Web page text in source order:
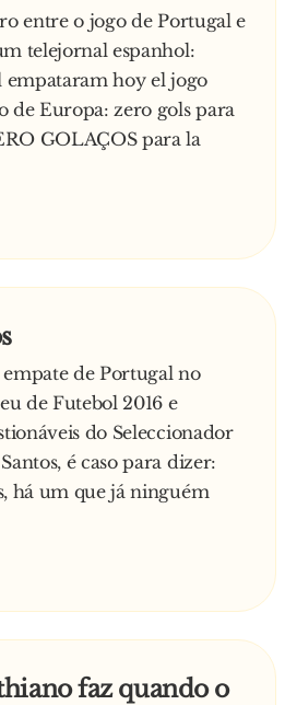
entre o jogo de Portugal e
telejornal espanhol:
empataram hoy el jogo
de Europa: zero gols para
GOLAÇOS para la
de Portugal no
de Futebol 2016 e
do Seleccionador
é caso para dizer:
há um que já ninguém
faz quando o